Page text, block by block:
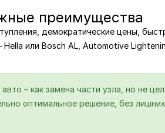
преимущества
демократические цены,
или Bosch AL, Automotive
– как замена части узла, но не
оптимальное решение, без